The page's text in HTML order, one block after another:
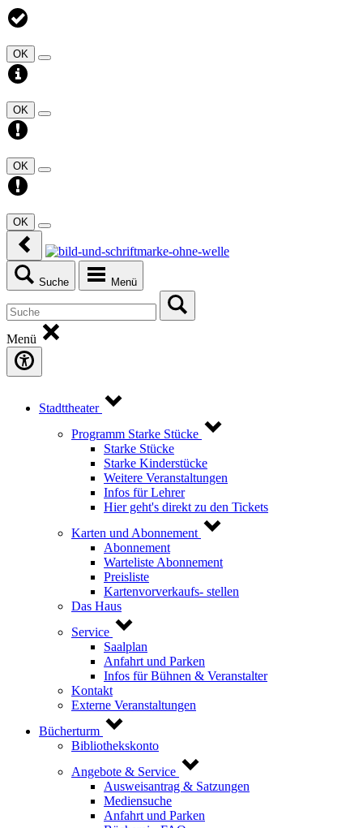
OK
OK
OK
OK
Suche Menü
Menü
Stadttheater
Programm Starke Stücke
Starke Stücke
Starke Kinderstücke
Weitere Veranstaltungen
Infos für Lehrer
Hier geht's direkt zu den Tickets
Karten und Abonnement
Abonnement
Warteliste Abonnement
Preisliste
Kartenvorverkaufs- stellen
Das Haus
Service
Saalplan
Anfahrt und Parken
Infos für Bühnen & Veranstalter
Kontakt
Externe Veranstaltungen
Bücherturm
Bibliothekskonto
Angebote & Service
Ausweisantrag & Satzungen
Mediensuche
Anfahrt und Parken